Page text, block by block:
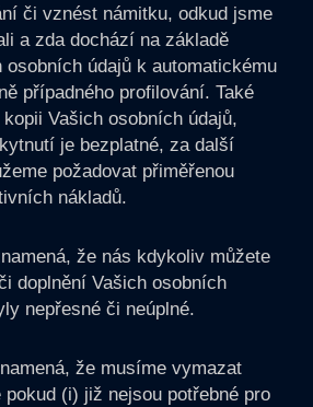
či vznést námitku, odkud jsme
a zda dochází na základě
osobních údajů k automatickému
případného profilování. Také
Vašich osobních údajů,
je bezplatné, za další
požadovat přiměřenou
nákladů.
že nás kdykoliv můžete
doplnění Vašich osobních
nepřesné či neúplné.
že musíme vymazat
pokud (i) již nejsou potřebné pro